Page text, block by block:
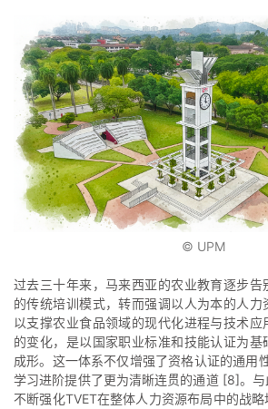
© UPM
过去三十年来，马来西亚的农业教育逐步告
的传统培训模式，转而强调以人为本的人力
以支撑农业食品领域的现代化进程与技术
的变化，是以国家职业标准和技能认证为
成形。这一体系不仅增强了资格认证的通用
学习进阶提供了更为清晰连贯的通道 [8]。
不断强化TVET在整体人力资源布局中的战